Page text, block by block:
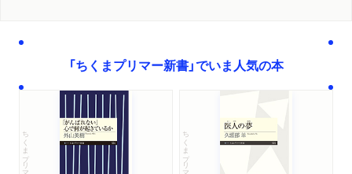
「ちくまプリマー新書」でいま人気の本
ちくまプリマー新書 ちくまプリマー新書